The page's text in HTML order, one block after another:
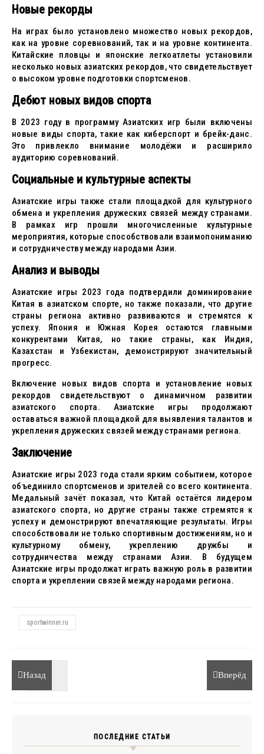
Новые рекорды
На играх было установлено множество новых рекордов,
как на уровне соревнований, так и на уровне континента.
Китайские пловцы и японские легкоатлеты установили
несколько новых азиатских рекордов, что свидетельствует
о высоком уровне подготовки спортсменов.
Дебют новых видов спорта
В 2023 году в программу Азиатских игр были включены
новые виды спорта, такие как киберспорт и брейк-данс.
Это привлекло внимание молодёжи и расширило
аудиторию соревнований.
Социальные и культурные аспекты
Азиатские игры также стали площадкой для культурного
обмена и укрепления дружеских связей между странами.
В рамках игр прошли многочисленные культурные
мероприятия, которые способствовали взаимопониманию
и сотрудничеству между народами Азии.
Анализ и выводы
Азиатские игры 2023 года подтвердили доминирование
Китая в азиатском спорте, но также показали, что другие
страны региона активно развиваются и стремятся к
успеху. Япония и Южная Корея остаются главными
конкурентами Китая, но такие страны, как Индия,
Казахстан и Узбекистан, демонстрируют значительный
прогресс.
Включение новых видов спорта и установление новых
рекордов свидетельствуют о динамичном развитии
азиатского спорта. Азиатские игры продолжают
оставаться важной площадкой для выявления талантов и
укрепления дружеских связей между странами региона.
Заключение
Азиатские игры 2023 года стали ярким событием, которое
объединило спортсменов и зрителей со всего континента.
Медальный зачёт показал, что Китай остаётся лидером
азиатского спорта, но другие страны также стремятся к
успеху и демонстрируют впечатляющие результаты. Игры
способствовали не только спортивным достижениям, но и
культурному обмену, укреплению дружбы и
сотрудничества между странами Азии. В будущем
Азиатские игры продолжат играть важную роль в развитии
спорта и укреплении связей между народами региона.
sportwinner.ru
Назад Вперёд
ПОСЛЕДНИЕ СТАТЬИ